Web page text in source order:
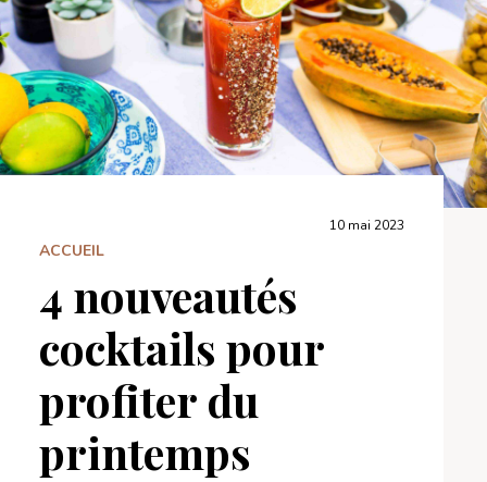
10 mai 2023
ACCUEIL
4 nouveautés
cocktails pour
profiter du
printemps